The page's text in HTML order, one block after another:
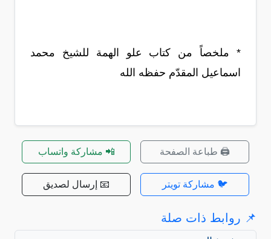
* ملخصاً من كتاب علو الهمة للشيخ محمد
اسماعيل المقدّم حفظه الله
🖨️ طباعة الصفحة 📲 مشاركة واتساب
🐦 مشاركة تويتر 📧 إرسال لصديق
📌 روابط ذات صلة